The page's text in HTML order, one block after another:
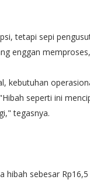
tetapi sepi
enggan
kebutuhan
seperti ini
tegasnya.
hibah sebesar